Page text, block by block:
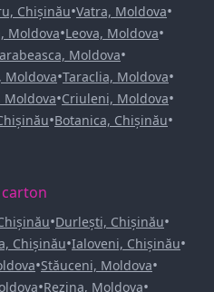
Chișinău•Vatra, Moldova•
Moldova•Leova, Moldova•
Moldova•
Moldova•Taraclia, Moldova•
Moldova•Criuleni, Moldova•
•Botanica, Chișinău•
•Durlești, Chișinău•
Chișinău•Ialoveni, Chișinău•
•Stăuceni, Moldova•
•Rezina, Moldova•